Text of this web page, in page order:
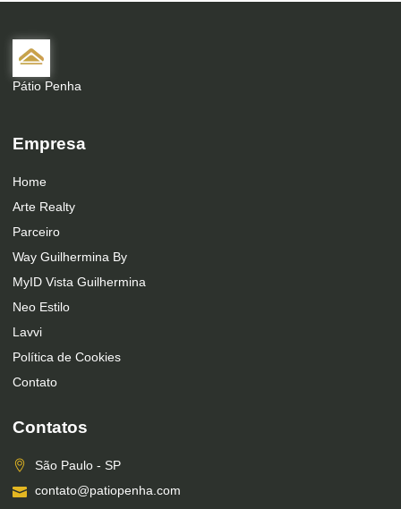
Pátio Penha
Empresa
Home
Arte Realty
Parceiro
Way Guilhermina By
MyID Vista Guilhermina
Neo Estilo
Lavvi
Política de Cookies
Contato
Contatos
São Paulo - SP
contato@patiopenha.com